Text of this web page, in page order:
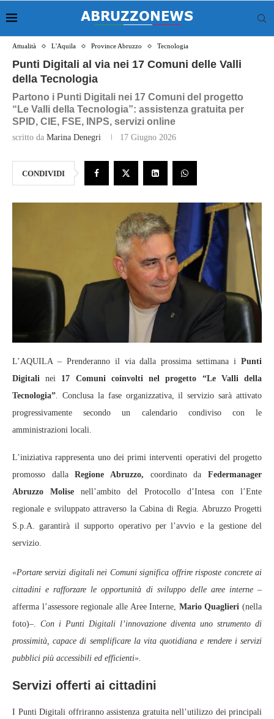
Attualità L'Aquila Province Abruzzo Tecnologia
Punti Digitali al via nei 17 Comuni delle Valli
della Tecnologia
Partono i Punti Digitali nei 17 Comuni del progetto
“Le Valli della Tecnologia”: assistenza gratuita per
SPID, CIE, FSE, INPS, servizi online
scritto da Marina Denegri 17 Giugno 2026
CONDIVIDI
L’AQUILA – Prenderanno il via dalla prossima settimana i Punti
Digitali nei 17 Comuni coinvolti nel progetto “Le Valli della
Tecnologia”. Conclusa la fase organizzativa, il servizio sarà attivato
progressivamente secondo un calendario condiviso con le
amministrazioni locali.
L’iniziativa rappresenta uno dei primi interventi operativi del progetto
promosso dallaRegione Abruzzo, coordinato daFedermanager
Abruzzo Molise nell’ambito del Protocollo d’Intesa con l’Ente
regionale e sviluppato attraverso la Cabina di Regia. Abruzzo Progetti
S.p.A. garantirà il supporto operativo per l’avvio e la gestione del
servizio.
«Portare servizi digitali nei Comuni significa offrire risposte concrete ai
cittadini e rafforzare le opportunità di sviluppo delle aree interne–
afferma l’assessore regionale alle Aree Interne, Mario Quaglieri (nella
foto)–. Con i Punti Digitali l’innovazione diventa uno strumento di
prossimità, capace di semplificare la vita quotidiana e rendere i servizi
pubblici più accessibili ed efficienti».
Servizi offerti ai cittadini
I Punti Digitali offriranno assistenza gratuita nell’utilizzo dei principali